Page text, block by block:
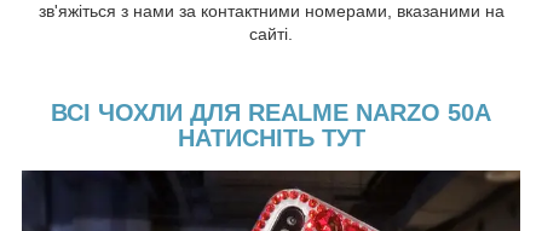
зв'яжіться з нами за контактними номерами, вказаними на
сайті.
ВСІ ЧОХЛИ ДЛЯ REALME NARZO 50A
НАТИСНІТЬ ТУТ